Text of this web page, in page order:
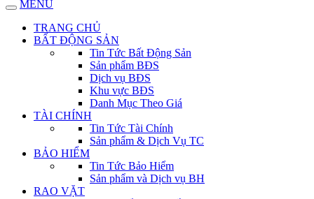
MENU
TRANG CHỦ
BẤT ĐỘNG SẢN
Tin Tức Bất Động Sản
Sản phẩm BĐS
Dịch vụ BĐS
Khu vực BĐS
Danh Mục Theo Giá
TÀI CHÍNH
Tin Tức Tài Chính
Sản phẩm & Dịch Vụ TC
BẢO HIỂM
Tin Tức Bảo Hiểm
Sản phẩm và Dịch vụ BH
RAO VẶT